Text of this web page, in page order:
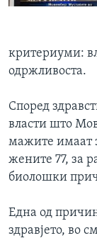
критериуми:
одржливоста.
Според
власти што
мажите имаат
жените 77, за
биолошки
Една од
здравјето, во